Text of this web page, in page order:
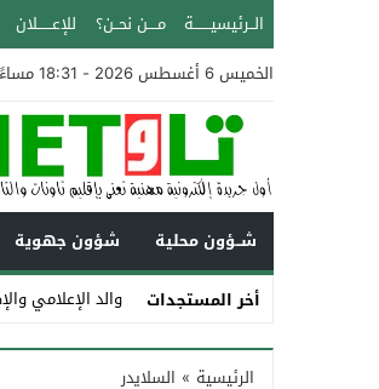
الــرئيسيـــــــة مــــن نحــن؟ للإعــــــلان
الخميس 6 أغسطس 2026 - 18:31 مساءً
شــؤون محلية شؤون جهوية
أخر المستجدات
والد الإعلامي
Stop
الرئيسية » السلايدر